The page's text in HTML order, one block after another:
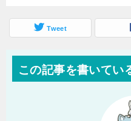
Tweet
この記事を書いてい